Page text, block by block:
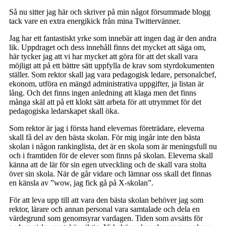
Så nu sitter jag här och skriver på min något försummade blogg
tack vare en extra energikick från mina Twittervänner.
Jag har ett fantastiskt yrke som innebär att ingen dag är den andra
lik. Uppdraget och dess innehåll finns det mycket att säga om,
här tycker jag att vi har mycket att göra för att det skall vara
möjligt att på ett bättre sätt uppfylla de krav som styrdokumenten
ställer. Som rektor skall jag vara pedagogisk ledare, personalchef,
ekonom, utföra en mängd administrativa uppgifter, ja listan är
lång. Och det finns ingen anledning att klaga men det finns
många skäl att på ett klokt sätt arbeta för att utrymmet för det
pedagogiska ledarskapet skall öka.
Som rektor är jag i första hand elevernas företrädare, eleverna
skall få del av den bästa skolan. För mig ingår inte den bästa
skolan i någon rankinglista, det är en skola som är meningsfull nu
och i framtiden för de elever som finns på skolan. Eleverna skall
känna att de lär för sin egen utveckling och de skall vara stolta
över sin skola. När de går vidare och lämnar oss skall det finnas
en känsla av ”wow, jag fick gå på X-skolan”.
För att leva upp till att vara den bästa skolan behöver jag som
rektor, lärare och annan personal vara samtalade och dela en
värdegrund som genomsyrar vardagen. Tiden som avsätts för